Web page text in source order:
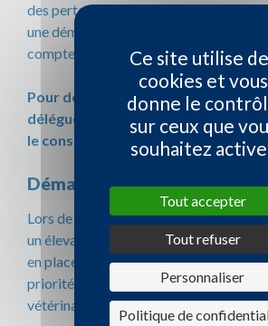
des pertes non sanitaires. Toutes
une démarche assurantielle ne
compte.
Pour des cas particuliers, les
délégués locaux peuvent
le conseil d’administration.
Démarches :
Lors de la survenue d’un événement
un élevage occasionnant une mortalité
en place d’un protocole médical adapté
priorité. Dans ce cadre votre
vétérinaire du GDS doivent être
Ce site utilise
cookies et vous
donne le
sur ceux que
souhaitez
Tout accepter
Tout refuser
Personnaliser
Politique de